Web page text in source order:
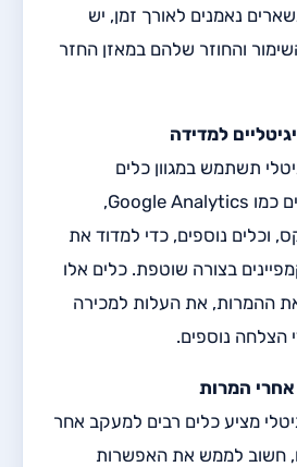
נאמנים לאורך זמן, יש
והחוזר שלהם במאזן החזר
למדידה
תשתמש במגוון כלים
ושירותים אנליטיים כמו Google Analytics,
וכלים נוספים, כדי למדוד את
בצורה שוטפת. כלים אלו
ההמרות, את העלות למכירה
המרות
מציע כלים רבים למעקב אחר
חשוב לממש את האפשרות